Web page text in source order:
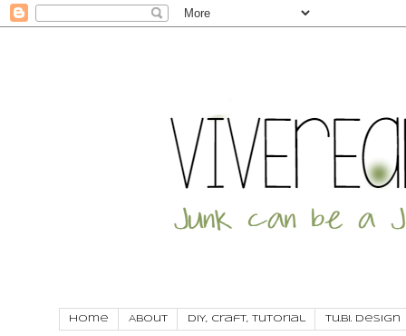
Home About DIY, craft, tutorial Tu.Bi. Design